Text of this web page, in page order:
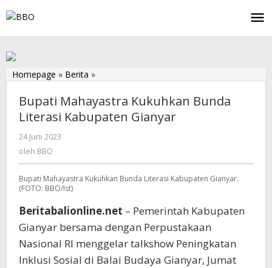
ke
Homepage » Berita »
Kukuhkan
Bunda
Literasi
Bupati Mahayastra Kukuhkan Bunda
Literasi Kabupaten Gianyar
24 Juni 2023
oleh BBO
Bupati Mahayastra Kukuhkan Bunda Literasi Kabupaten Gianyar.
(FOTO: BBO/Ist)
Beritabalionline.net – Pemerintah Kabupaten
Gianyar bersama dengan Perpustakaan
Nasional RI menggelar talkshow Peningkatan
Inklusi Sosial di Balai Budaya Gianyar, Jumat